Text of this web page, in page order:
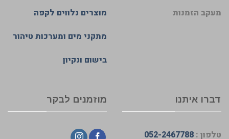
מעקב הזמנות
מוצרים נלווים לקפה
מתקני מים ומערכות טיהור
בישום ונקיון
דברו איתנו
טלפון : 052-2467788
מוזמנים לבקר